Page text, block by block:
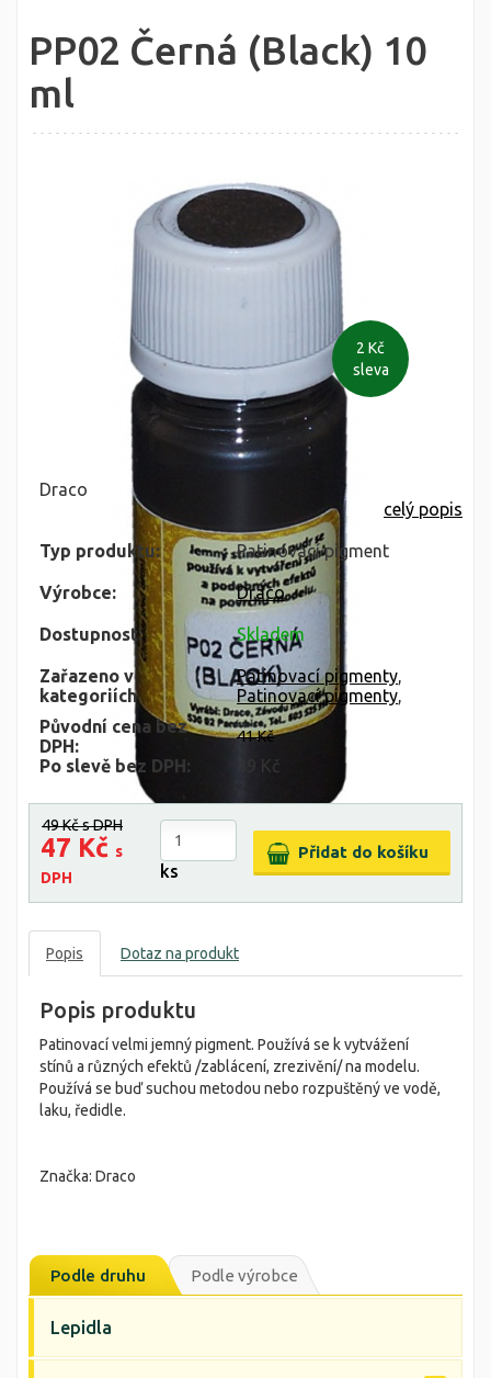
PP02 Černá (Black) 10
ml
2 Kč
sleva
Draco
celý popis
Typ produktu: Patinovací pigment
Výrobce: Draco
Dostupnost: Skladem
Zařazeno v
kategoriích
Patinovací pigmenty,
Patinovací pigmenty,
Původní cena bez
DPH:
41 Kč
Po slevě bez DPH: 39 Kč
49 Kčs DPH
47 Kč s
DPH
ks
Popis Dotaz na produkt
Popis produktu
Patinovací velmi jemný pigment. Používá se k vytvážení
stínů a různých efektů /zablácení, zrezivění/ na modelu.
Používá se buď suchou metodou nebo rozpuštěný ve vodě,
laku, ředidle.
Značka: Draco
Podle druhu Podle výrobce
Lepidla